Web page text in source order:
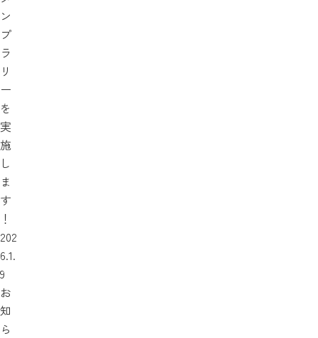
ン
プ
ラ
リ
ー
を
実
施
し
ま
す
！
202
6.1.
9
お
知
ら